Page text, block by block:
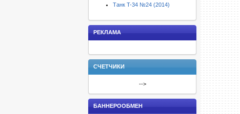
Танк T-34 №24 (2014)
РЕКЛАМА
СЧЕТЧИКИ
-->
БАННЕРООБМЕН